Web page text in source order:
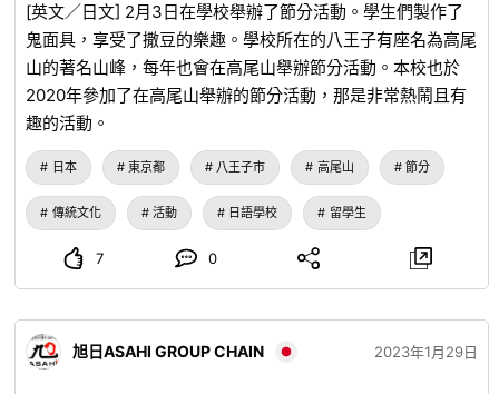
光。 由於設有完善的步道，即使是小朋友也能安心地享受健
行樂趣。 ■三岳園 這裡是一個種植面積1公頃，種植約900棵
橘子樹的橘子園！ 橘子採摘的季節是從9月中旬到2月左右。
從9月中旬開始，可以採摘日南早生、ひなの姫等極早生品種
的橘子，10月初旬開始則可以採摘宮川早生、田口早生等品
種的橘子。 此外，春天到夏天還可以體驗烤肉和蔬菜採摘！
由於三岳園位於山腰，天氣好的時候還可以飽覽相模灣、江之
島和房總半島的景色。 ─・─・─・─・─・─・─・─・─・
─・─・─・─・─ 神奈川縣伊勢原市全年都會舉辦各式各樣的
多神社、伊勢原大神宮等地舉行。 【舉辦時期：立春前一
天】 ■三之宮比比多神社 春季例大祭 比比多神社是從繩文時
[英文／日文] 2月3日在學校舉辦了節分活動。學生們製作了
鬼面具，享受了撒豆的樂趣。學校所在的八王子有座名為高尾
山的著名山峰，每年也會在高尾山舉辦節分活動。本校也於
2020年參加了在高尾山舉辦的節分活動，那是非常熱鬧且有
趣的活動。
日本 東京都 八王子市 高尾山 節分
傳統文化 活動 日語學校 留學生
7 0
旭日ASAHI GROUP CHAIN 2023年1月29日